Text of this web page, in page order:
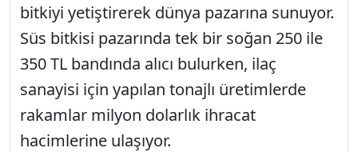
bitkiyi yetiştirerek dünya pazarına sunuyor.
Süs bitkisi pazarında tek bir soğan 250 ile
350 TL bandında alıcı bulurken, ilaç
sanayisi için yapılan tonajlı üretimlerde
rakamlar milyon dolarlık ihracat
hacimlerine ulaşıyor.